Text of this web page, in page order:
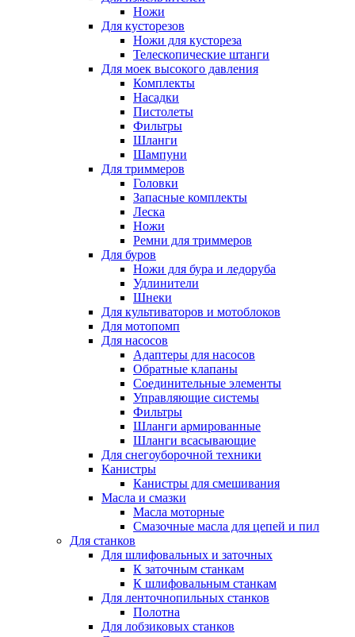
Ножи
Для кусторезов
Ножи для кустореза
Телескопические штанги
Для моек высокого давления
Комплекты
Насадки
Пистолеты
Фильтры
Шланги
Шампуни
Для триммеров
Головки
Запасные комплекты
Леска
Ножи
Ремни для триммеров
Для буров
Ножи для бура и ледоруба
Удлинители
Шнеки
Для культиваторов и мотоблоков
Для мотопомп
Для насосов
Адаптеры для насосов
Обратные клапаны
Соединительные элементы
Управляющие системы
Фильтры
Шланги армированные
Шланги всасывающие
Для снегоуборочной техники
Канистры
Канистры для смешивания
Масла и смазки
Масла моторные
Смазочные масла для цепей и пил
Для станков
Для шлифовальных и заточных
К заточным станкам
К шлифовальным станкам
Для ленточнопильных станков
Полотна
Для лобзиковых станков